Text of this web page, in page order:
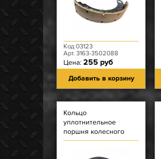
Код 03123
Арт. 3163-3502088
Цена: 255 руб
Добавить в корзину
Кольцо
уплотнительное
поршня колесного
цилиндра на 32